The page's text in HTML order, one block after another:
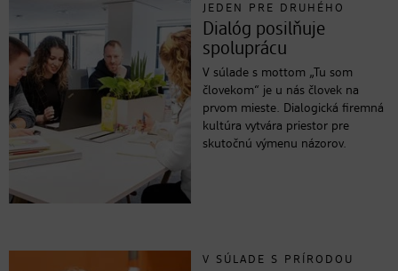
JEDEN PRE DRUHÉHO
Dialóg posilňuje
spoluprácu
V súlade s mottom „Tu som
človekom“ je u nás človek na
prvom mieste. Dialogická firemná
kultúra vytvára priestor pre
skutočnú výmenu názorov.
V SÚLADE S PRÍRODOU